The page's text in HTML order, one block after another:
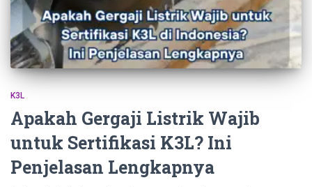
K3L
Apakah Gergaji Listrik Wajib
untuk Sertifikasi K3L? Ini
Penjelasan Lengkapnya